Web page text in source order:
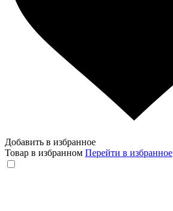
Добавить в избранное
Товар в избранном Перейти в избранное